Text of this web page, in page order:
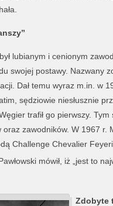
lubianym i cenionym
swojej postawy. Nazwany
Dał temu wyraz m.in. w
sędziowie niesłusznie
trafił go pierwszy.
oraz zawodników. W 1967 r.
Challenge Chevalier
mówił, iż „jest to
Zdobyte